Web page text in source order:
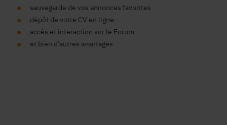
sauvegarde de vos annonces favorites
dépôt de votre CV en ligne
accès et interaction sur le Forum
et bien d'autres avantages